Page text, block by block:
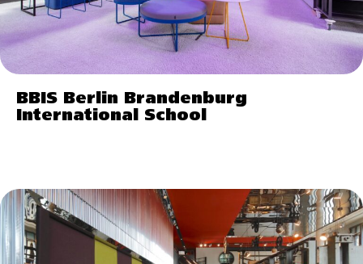
BBIS Berlin Brandenburg
International School